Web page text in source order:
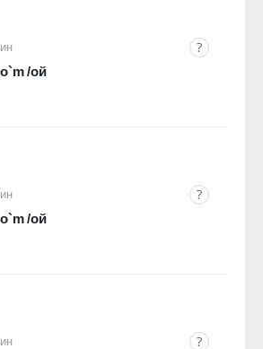
/ой
/ой